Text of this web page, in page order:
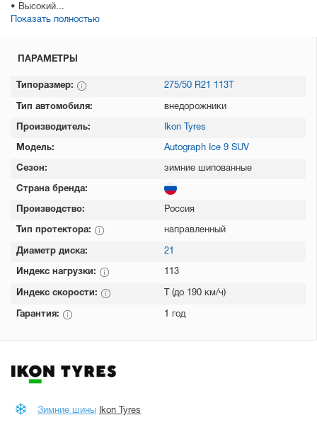
• Высокий...
Показать полностью
ПАРАМЕТРЫ
Типоразмер: 275/50 R21 113T
Тип автомобиля: внедорожники
Производитель: Ikon Tyres
Модель: Autograph Ice 9 SUV
Сезон: зимние шипованные
Страна бренда:
Производство: Россия
Тип протектора: направленный
Диаметр диска: 21
Индекс нагрузки: 113
Индекс скорости: T (до 190 км/ч)
Гарантия: 1 год
Зимние шины Ikon Tyres